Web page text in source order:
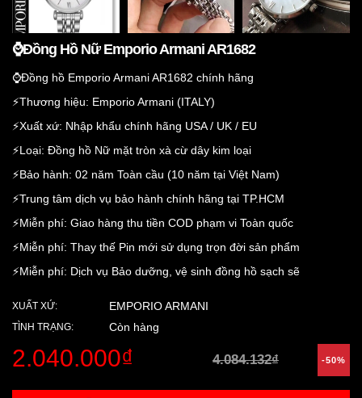
⌚️Đồng Hồ Nữ Emporio Armani AR1682
⌚️Đồng hồ Emporio Armani AR1682 chính hãng
⚡️Thương hiệu: Emporio Armani (ITALY)
⚡️Xuất xứ: Nhập khẩu chính hãng USA / UK / EU
⚡️Loại: Đồng hồ Nữ mặt tròn xà cừ dây kim loại
⚡️Bảo hành: 02 năm Toàn cầu (10 năm tại Việt Nam)
⚡️Trung tâm dịch vụ bảo hành chính hãng tại TP.HCM
⚡️Miễn phí: Giao hàng thu tiền COD phạm vi Toàn quốc
⚡️Miễn phí: Thay thế Pin mới sử dụng trọn đời sản phẩm
⚡️Miễn phí: Dịch vụ Bảo dưỡng, vệ sinh đồng hồ sạch sẽ
XUẤT XỨ: EMPORIO ARMANI
TÌNH TRẠNG: Còn hàng
2.040.000₫ 4.084.132₫ -50%